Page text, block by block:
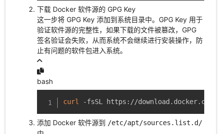
下载 Docker 软件源的 GPG Key
这一步将 GPG Key 添加到系统目录中。GPG Key 用于
验证软件源的完整性，如果下载的文件被篡改，GPG
签名验证会失败，从而系统不会继续进行安装操作，防
止有问题的软件包进入系统。
bash
curl -fsSL https://
添加 Docker 软件源到 /etc/apt/sources.list.d/